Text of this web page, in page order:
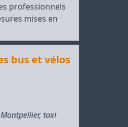
professionnels
mises en
bus et vélos
, taxi